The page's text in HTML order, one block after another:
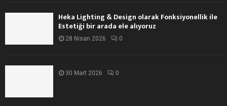
Heka Lighting & Design olarak Fonksiyonellik ile
Estetiği bir arada ele alıyoruz
28 Nisan 2026 0
30 Mart 2026 0